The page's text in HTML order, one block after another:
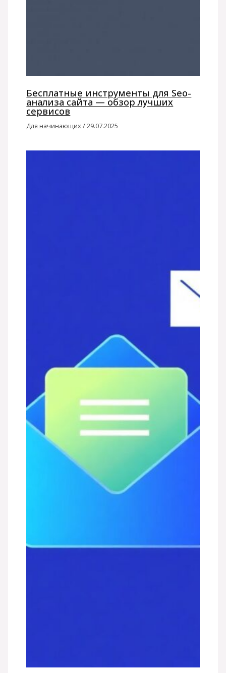
Бесплатные инструменты для Seo-
анализа сайта — обзор лучших
сервисов
Для начинающих /29.07.2025